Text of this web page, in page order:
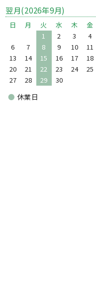
翌月(2026年9月)
日 月 火 水 木 金
1
2 3 4
6
7 8 9 10 11
13
14 15 16 17 18
20
21 22 23 24 25
27
28 29 30
● 休業日